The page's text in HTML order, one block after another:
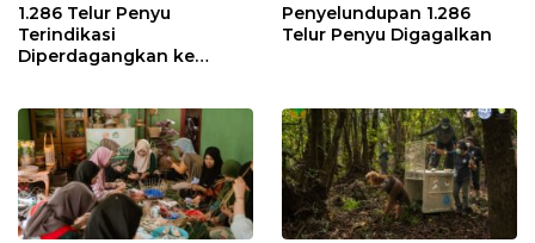
1.286 Telur Penyu
Terindikasi
Diperdagangkan ke
Penyelundupan 1.286
Telur Penyu Digagalkan